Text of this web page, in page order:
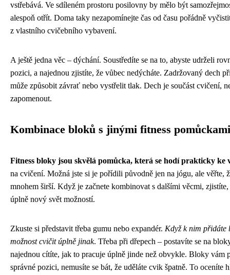
vstřebává. Ve sdíleném prostoru posilovny by mělo být
alespoň otřít. Doma taky nezapomínejte čas od času pořádně
z vlastního cvičebního vybavení.
A ještě jedna věc – dýchání. Soustředíte se na to, abyste udrželi
pozici, a najednou zjistíte, že vůbec nedýcháte. Zadržovaný dech
může způsobit závrať nebo vystřelit tlak. Dech je součást cvičení,
zapomenout.
Kombinace bloků s jinými fitness pomůckami
Fitness bloky jsou skvělá pomůcka, která se hodí prakticky ke
na cvičení. Možná jste si je pořídili původně jen na jógu, ale věřte,
mnohem širší. Když je začnete kombinovat s dalšími věcmi,
úplně nový svět možností.
Zkuste si představit třeba gumu nebo expandér. Když k nim přidáte
možnost cvičit úplně jinak. Třeba při dřepech – postavíte se na
najednou cítíte, jak to pracuje úplně jinde než obvykle. Bloky vám
správné pozici, nemusíte se bát, že uděláte cvik špatně. To oceníte